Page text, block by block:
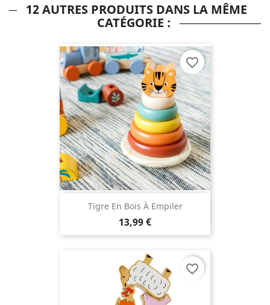
12 AUTRES PRODUITS DANS LA MÊME
CATÉGORIE :
Tigre En Bois À Empiler
13,99 €
favorite_border
favorite_border